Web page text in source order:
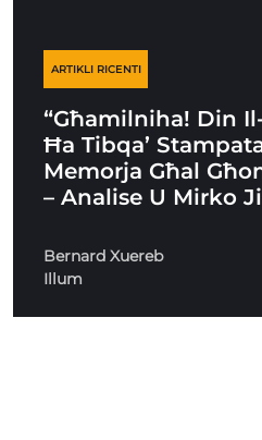
ARTIKLI RICENTI
“Għamilniha! Din
Ħa Tibqa’
Memorja Għal
– Analise U Mirko
Bernard Xuereb
Illum